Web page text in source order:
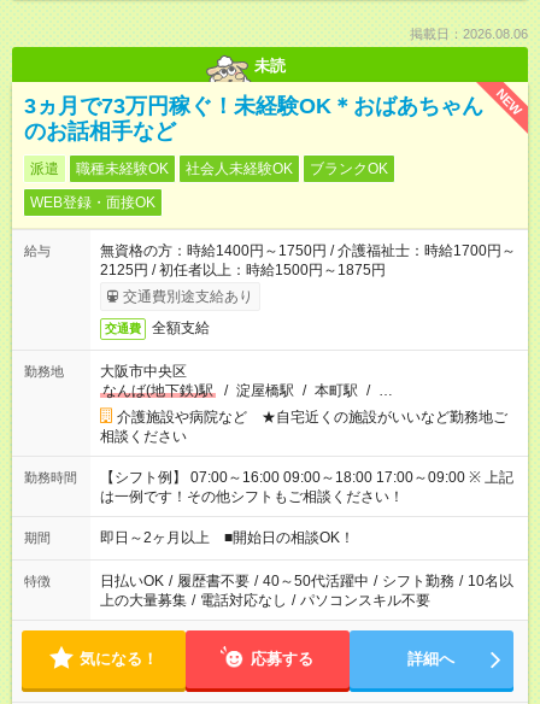
掲載日：2026.08.06
未読
NEW
3ヵ月で73万円稼ぐ！未経験OK＊おばあちゃん
のお話相手など
派遣 職種未経験OK 社会人未経験OK
ブランクOK
WEB登録・面接OK
給与
無資格の方：時給1400円～1750円 / 介護福祉士：時給1700円～
2125円 / 初任者以上：時給1500円～1875円
交通費別途支給あり
交通費 全額支給
勤務地
大阪市中央区
なんば(地下鉄)駅
/ 淀屋橋駅 / 本町駅 / …
介護施設や病院など ★自宅近くの施設がいいなど勤務地ご
相談ください
勤務時間
【シフト例】 07:00～16:00 09:00～18:00 17:00～09:00 ※ 上記
は一例です！その他シフトもご相談ください！
期間 即日～2ヶ月以上 ■開始日の相談OK！
特徴 日払いOK / 履歴書不要 / 40～50代活躍中 / シフト勤務 / 10名以
上の大量募集 / 電話対応なし / パソコンスキル不要
気になる！ 応募する 詳細へ